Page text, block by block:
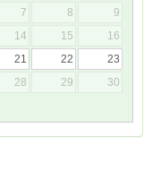
7 8
9
14 15
16
21 22
23
28 29
30